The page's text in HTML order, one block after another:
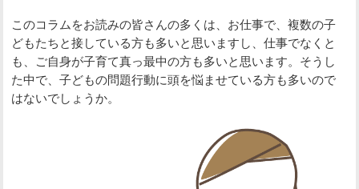
このコラムをお読みの皆さんの多くは、お仕事で、複数の子
どもたちと接している方も多いと思いますし、仕事でなくと
も、ご自身が子育て真っ最中の方も多いと思います。そうし
た中で、子どもの問題行動に頭を悩ませている方も多いので
はないでしょうか。